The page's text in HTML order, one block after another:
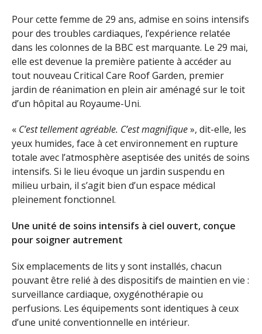
Pour cette femme de 29 ans, admise en soins intensifs
pour des troubles cardiaques, l’expérience relatée
dans les colonnes de la BBC est marquante. Le 29 mai,
elle est devenue la première patiente à accéder au
tout nouveau Critical Care Roof Garden, premier
jardin de réanimation en plein air aménagé sur le toit
d’un hôpital au Royaume-Uni.
« C’est tellement agréable. C’est magnifique», dit-elle, les
yeux humides, face à cet environnement en rupture
totale avec l’atmosphère aseptisée des unités de soins
intensifs. Si le lieu évoque un jardin suspendu en
milieu urbain, il s’agit bien d’un espace médical
pleinement fonctionnel.
Une unité de soins intensifs à ciel ouvert, conçue
pour soigner autrement
Six emplacements de lits y sont installés, chacun
pouvant être relié à des dispositifs de maintien en vie :
surveillance cardiaque, oxygénothérapie ou
perfusions. Les équipements sont identiques à ceux
d’une unité conventionnelle en intérieur.